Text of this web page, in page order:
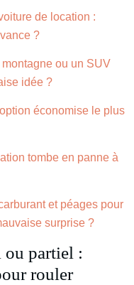
de location :
?
ou un SUV
idée ?
économise le plus
tombe en panne à
et péages pour
surprise ?
ou partiel :
rouler